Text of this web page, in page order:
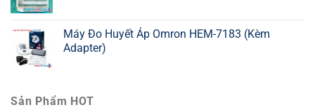
Máy Đo Huyết Áp Omron HEM-7183 (Kèm
Adapter)
Sản Phẩm HOT